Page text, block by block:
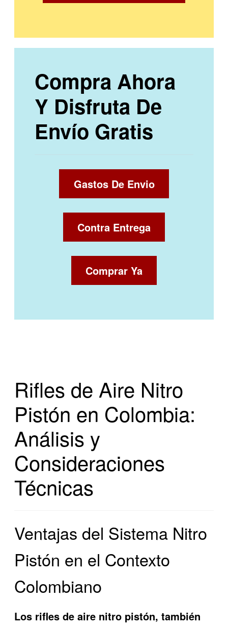
Compra Ahora
Y Disfruta De
Envío Gratis
Gastos De Envio
Contra Entrega
Comprar Ya
Rifles de Aire Nitro
Pistón en Colombia:
Análisis y
Consideraciones
Técnicas
Ventajas del Sistema Nitro
Pistón en el Contexto
Colombiano
Los rifles de aire nitro pistón, también